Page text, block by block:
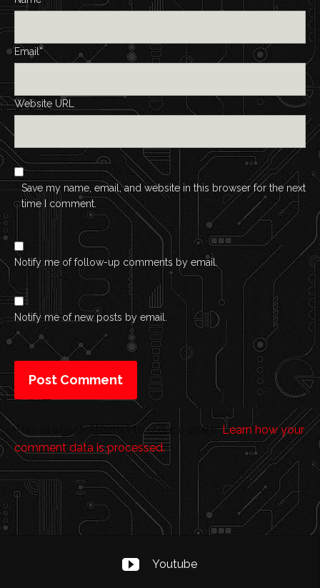
Email*
Website URL
Save my name, email, and website in this browser for the next
time I comment.
Notify me of follow-up comments by email.
Notify me of new posts by email.
This site uses Akismet to reduce spam.Learn how your
comment data is processed.
Youtube